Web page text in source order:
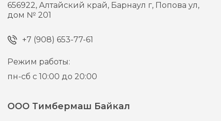
656922,Алтайский край, Барнаул г, Попова ул,
дом № 201
+7 (908) 653-77-61
Режим работы:
пн-сб с 10:00 до 20:00
ООО Тимбермаш Байкал